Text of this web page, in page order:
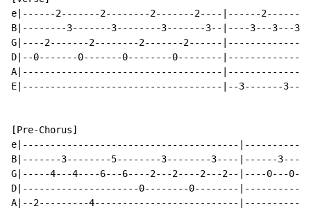
e|------2-------2--------2-------2----|------2-------
B|--------3-------3--------3-------3--|----3---3---
G|----2-------2--------2-------2------
D|--0-------0-------0--------0--------
A|------------------------------------
E|------------------------------------|--3-------
[Pre-Chorus]
e|---------------------------------------
B|-------3--------5--------3--------3----|------
G|-----4---4----6---6----2---2----2---2--|----0---
D|---------------------0--------0--------
A|--2---------4--------------------------